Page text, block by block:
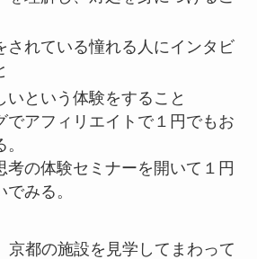
されている憧れる人にインタビ
いという体験をすること
でアフィリエイトで１円でもお
考の体験セミナーを開いて１円
みる。
京都の施設を見学してまわって